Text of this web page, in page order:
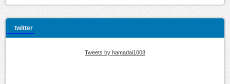
twitter
Tweets by hamadai1008